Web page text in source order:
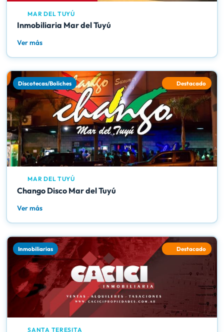
MAR DEL TUYÚ
Inmobiliaria Mar del Tuyú
Ver más
Discotecas/Boliches Destacado
MAR DEL TUYÚ
Chango Disco Mar del Tuyú
Ver más
Inmobiliarias Destacado
SANTA TERESITA